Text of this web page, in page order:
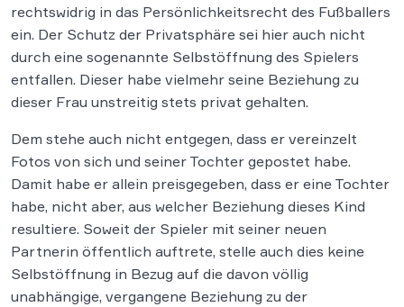
rechtswidrig in das Persönlichkeitsrecht des Fußballers
ein. Der Schutz der Privatsphäre sei hier auch nicht
durch eine sogenannte Selbstöffnung des Spielers
entfallen. Dieser habe vielmehr seine Beziehung zu
dieser Frau unstreitig stets privat gehalten.
Dem stehe auch nicht entgegen, dass er vereinzelt
Fotos von sich und seiner Tochter gepostet habe.
Damit habe er allein preisgegeben, dass er eine Tochter
habe, nicht aber, aus welcher Beziehung dieses Kind
resultiere. Soweit der Spieler mit seiner neuen
Partnerin öffentlich auftrete, stelle auch dies keine
Selbstöffnung in Bezug auf die davon völlig
unabhängige, vergangene Beziehung zu der